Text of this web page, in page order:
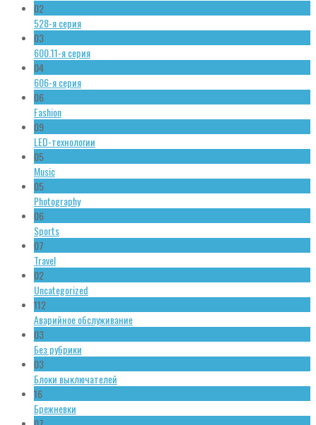
02
528-я серия
03
600.11-я серия
04
606-я серия
06
Fashion
09
LED-технологии
05
Music
05
Photography
06
Sports
07
Travel
02
Uncategorized
112
Аварийное обслуживание
03
Без рубрики
03
Блоки выключателей
16
Брежневки